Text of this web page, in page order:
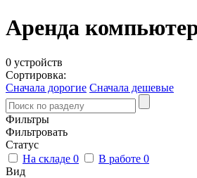
Аренда
0 устройств
Сортировка:
Сначала дорогие Сначала дешевые
Фильтры
Фильтровать
Статус
На складе 0 В работе 0
Вид